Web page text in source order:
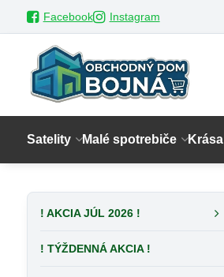
Facebook Instagram
Satelity Malé spotrebiče Krása
! AKCIA JÚL 2026 !
! TÝŽDENNÁ AKCIA !